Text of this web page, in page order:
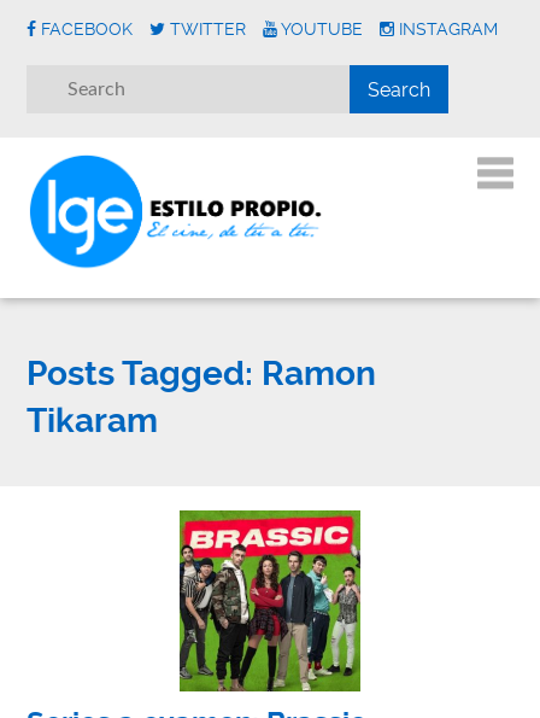
FACEBOOK TWITTER YOUTUBE INSTAGRAM
Posts Tagged: Ramon
Tikaram